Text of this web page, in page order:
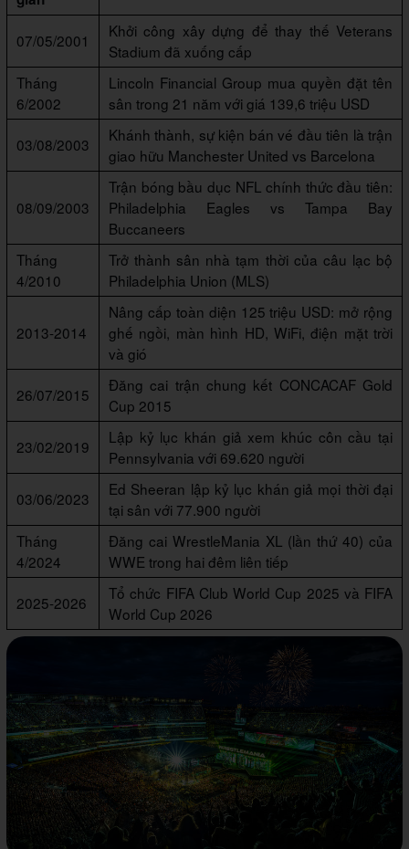
07/05/2001
Khởi công xây dựng để thay thế Veterans
Stadium đã xuống cấp
Tháng
6/2002
Lincoln Financial Group mua quyền đặt tên
sân trong 21 năm với giá 139,6 triệu USD
03/08/2003
Khánh thành, sự kiện bán vé đầu tiên là trận
giao hữu Manchester United vs Barcelona
08/09/2003
Trận bóng bầu dục NFL chính thức đầu tiên:
Philadelphia Eagles vs Tampa Bay
Buccaneers
Tháng
4/2010
Trở thành sân nhà tạm thời của câu lạc bộ
Philadelphia Union (MLS)
2013-2014
Nâng cấp toàn diện 125 triệu USD: mở rộng
ghế ngồi, màn hình HD, WiFi, điện mặt trời
và gió
26/07/2015
Đăng cai trận chung kết CONCACAF Gold
Cup 2015
23/02/2019
Lập kỷ lục khán giả xem khúc côn cầu tại
Pennsylvania với 69.620 người
03/06/2023
Ed Sheeran lập kỷ lục khán giả mọi thời đại
tại sân với 77.900 người
Tháng
4/2024
Đăng cai WrestleMania XL (lần thứ 40) của
WWE trong hai đêm liên tiếp
2025-2026
Tổ chức FIFA Club World Cup 2025 và FIFA
World Cup 2026